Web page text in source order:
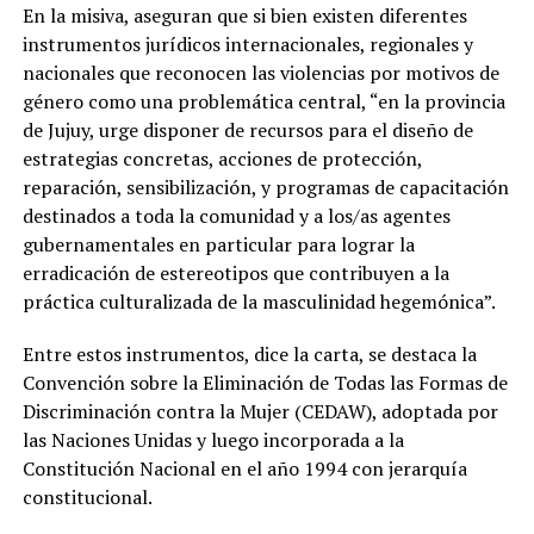
En la misiva, aseguran que si bien existen diferentes
instrumentos jurídicos internacionales, regionales y
nacionales que reconocen las violencias por motivos de
género como una problemática central, “en la provincia
de Jujuy, urge disponer de recursos para el diseño de
estrategias concretas, acciones de protección,
reparación, sensibilización, y programas de capacitación
destinados a toda la comunidad y a los/as agentes
gubernamentales en particular para lograr la
erradicación de estereotipos que contribuyen a la
práctica culturalizada de la masculinidad hegemónica”.
Entre estos instrumentos, dice la carta, se destaca la
Convención sobre la Eliminación de Todas las Formas de
Discriminación contra la Mujer (CEDAW), adoptada por
las Naciones Unidas y luego incorporada a la
Constitución Nacional en el año 1994 con jerarquía
constitucional.